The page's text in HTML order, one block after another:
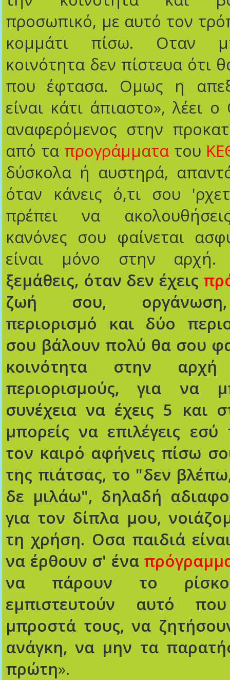
προσωπικό, με αυτό τον
κομμάτι πίσω. Οταν
κοινότητα δεν πίστευα ότι
που έφτασα. Ομως η
είναι κάτι άπιαστο», λέει
αναφερόμενος στην
από τα προγράμματατου
δύσκολα ή αυστηρά,
όταν κάνεις ό,τι σου
πρέπει να
κανόνες σου φαίνεται
είναι μόνο στην
ξεμάθεις, όταν δεν έχεις
ζωή σου,
περιορισμό και δύο
σου βάλουν πολύ θα σου
κοινότητα στην
περιορισμούς, για να
συνέχεια να έχεις 5 και
μπορείς να επιλέγεις
τον καιρό αφήνεις πίσω
της πιάτσας, το "δεν
δε μιλάω", δηλαδή
για τον δίπλα μου,
τη χρήση. Οσα παιδιά
να έρθουν σ' ένα
να πάρουν το
εμπιστευτούν αυτό
μπροστά τους, να
ανάγκη, να μην τα
πρώτη».